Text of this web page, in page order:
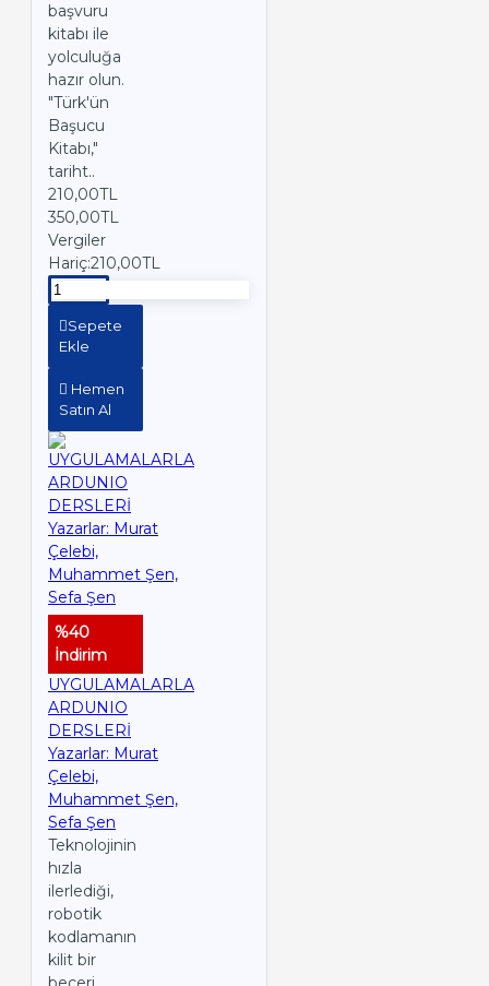
başvuru
kitabı ile
yolculuğa
hazır olun.
"Türk'ün
Başucu
Kitabı,"
tariht..
210,00TL
350,00TL
Vergiler
Hariç:210,00TL
Sepete
Ekle
Hemen
Satın Al
%40
İndirim
UYGULAMALARLA
ARDUNIO
DERSLERİ
Yazarlar: Murat
Çelebi,
Muhammet Şen,
Sefa Şen
Teknolojinin
hızla
ilerlediği,
robotik
kodlamanın
kilit bir